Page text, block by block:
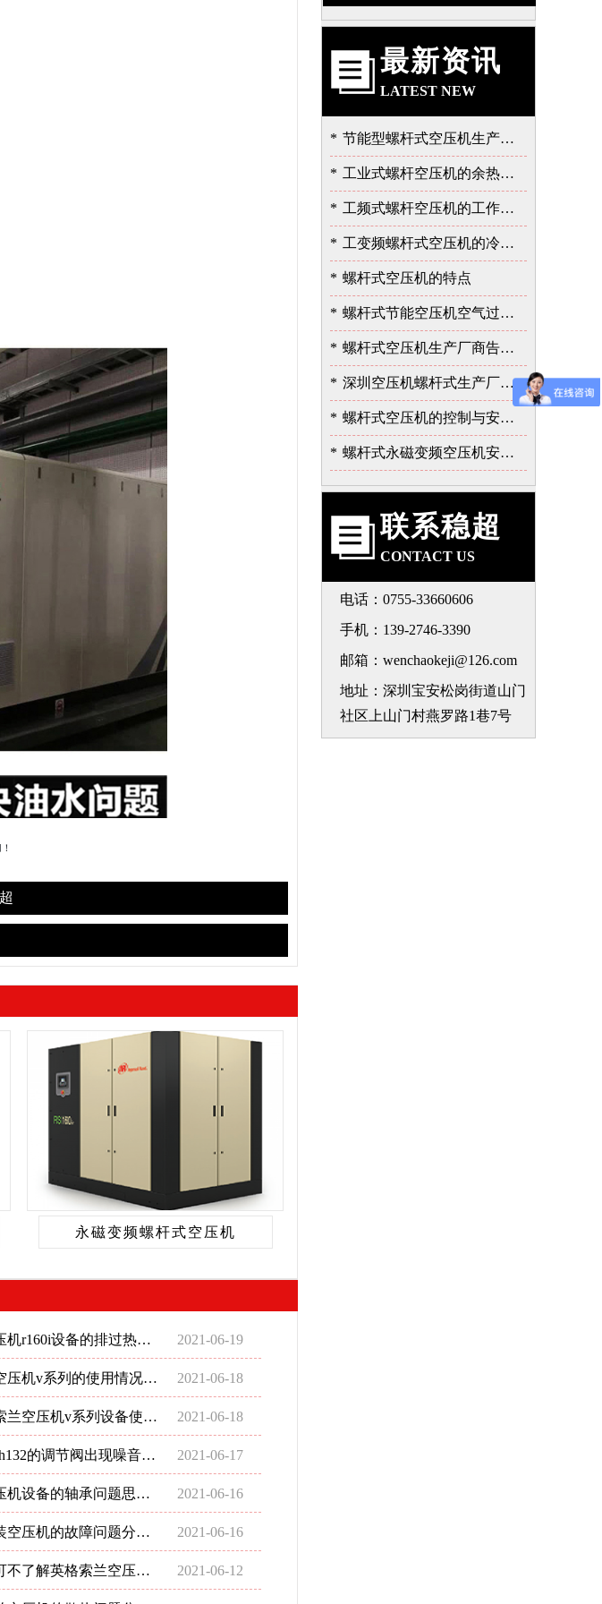
永磁变频螺杆式空压机
机r160i设备的排过热现
圳稳超
2021-06-19
压机v系列的使用情况- 2021-06-18
兰空压机v系列设备使用 2021-06-18
的调节阀出现噪音这 2021-06-17
设备的轴承问题思考- 2021-06-16
空压机的故障问题分析- 2021-06-16
不了解英格索兰空压机 2021-06-12
最新资讯
LATEST NEW
* 节能型螺杆式空压机生产厂告诉我的泄露故障的严重性
* 工业式螺杆空压机的余热的价值
* 工频式螺杆空压机的工作过程
* 工变频螺杆式空压机的冷却与润滑系统
* 螺杆式空压机的特点
* 螺杆式节能空压机空气过滤器的保养
* 螺杆式空压机生产厂商告诉您余热回收的重要性
* 深圳空压机螺杆式生产厂家告诉您如何选择空压机
* 螺杆式空压机的控制与安全保护系统
* 螺杆式永磁变频空压机安装注意事项-深圳稳超
联系稳超
CONTACT US
电话：0755-33660606
手机：139-2746-3390
邮箱：wenchaokeji@126.com
地址：深圳宝安松岗街道山门
社区上山门村燕罗路1巷7号